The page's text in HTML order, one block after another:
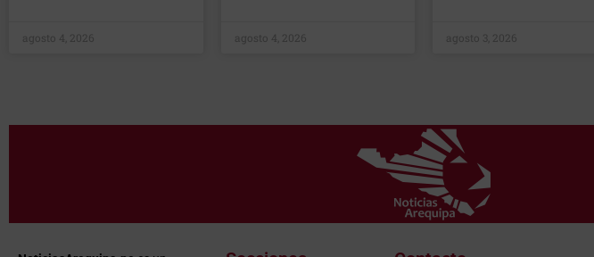
agosto 4, 2026 agosto 4, 2026 agosto 3, 2026